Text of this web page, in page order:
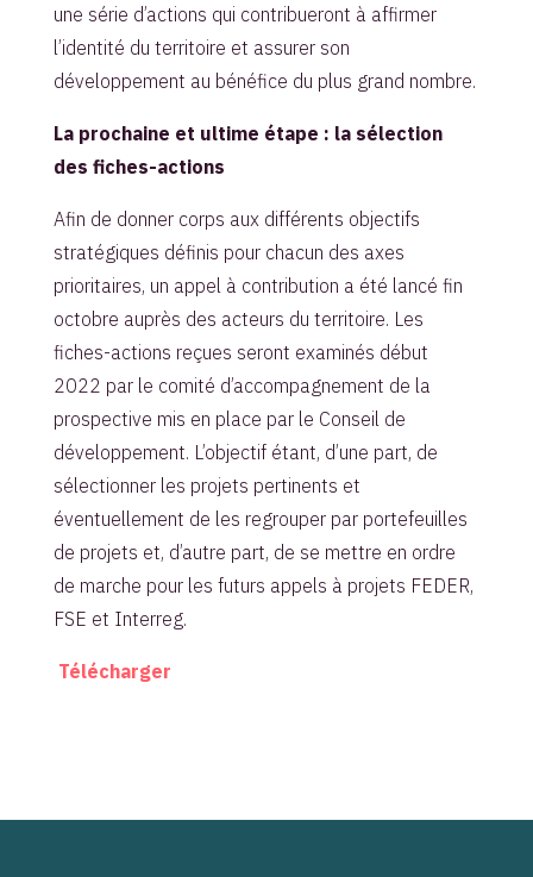
une série d’actions qui contribueront à affirmer
l’identité du territoire et assurer son
développement au bénéfice du plus grand nombre.
La prochaine et ultime étape : la sélection
des fiches-actions
Afin de donner corps aux différents objectifs
stratégiques définis pour chacun des axes
prioritaires, un appel à contribution a été lancé fin
octobre auprès des acteurs du territoire. Les
fiches-actions reçues seront examinés début
2022 par le comité d’accompagnement de la
prospective mis en place par le Conseil de
développement. L’objectif étant, d’une part, de
sélectionner les projets pertinents et
éventuellement de les regrouper par portefeuilles
de projets et, d’autre part, de se mettre en ordre
de marche pour les futurs appels à projets FEDER,
FSE et Interreg.
Télécharger